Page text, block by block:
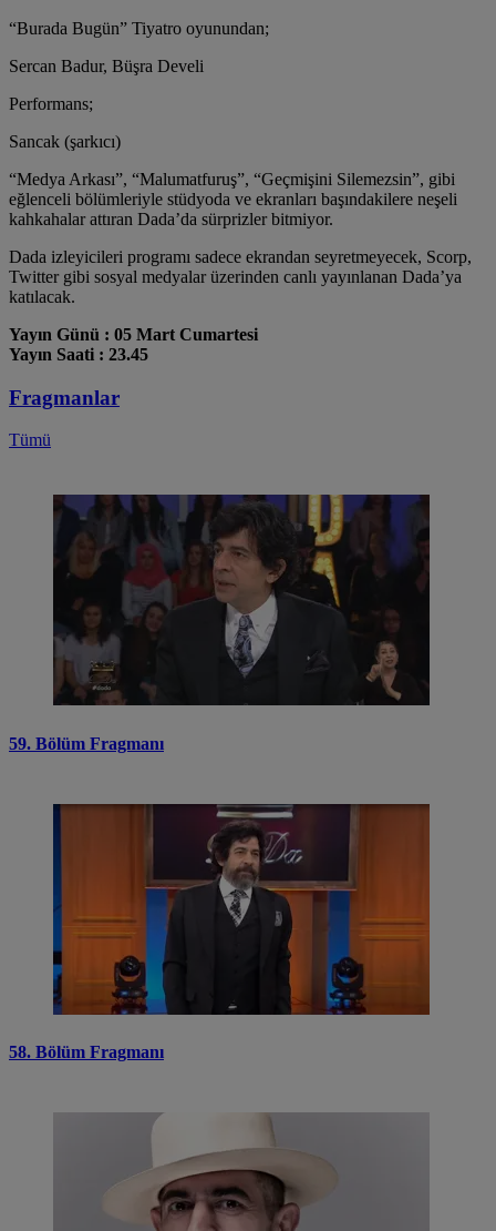
“Burada Bugün” Tiyatro oyunundan;
Sercan Badur, Büşra Develi
Performans;
Sancak (şarkıcı)
“Medya Arkası”, “Malumatfuruş”, “Geçmişini Silemezsin”, gibi
eğlenceli bölümleriyle stüdyoda ve ekranları başındakilere neşeli
kahkahalar attıran Dada’da sürprizler bitmiyor.
Dada izleyicileri programı sadece ekrandan seyretmeyecek, Scorp,
Twitter gibi sosyal medyalar üzerinden canlı yayınlanan Dada’ya
katılacak.
Yayın Günü : 05 Mart Cumartesi
Yayın Saati : 23.45
Fragmanlar
Tümü
59. Bölüm Fragmanı
58. Bölüm Fragmanı